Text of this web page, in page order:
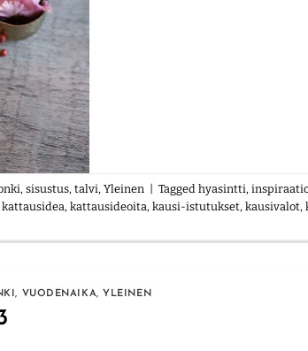
, sisustus, talvi, Yleinen | Tagged hyasintti,
kattausidea, kattausideoita, kausi-istutukset, kausivalot,
, VUODENAIKA, YLEINEN